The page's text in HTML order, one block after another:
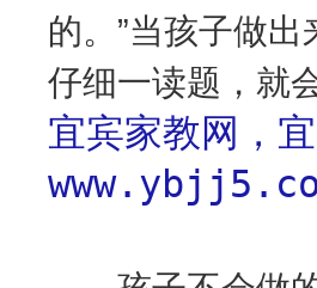
的。”当孩子做
仔细一读题，就
宜宾家教网，